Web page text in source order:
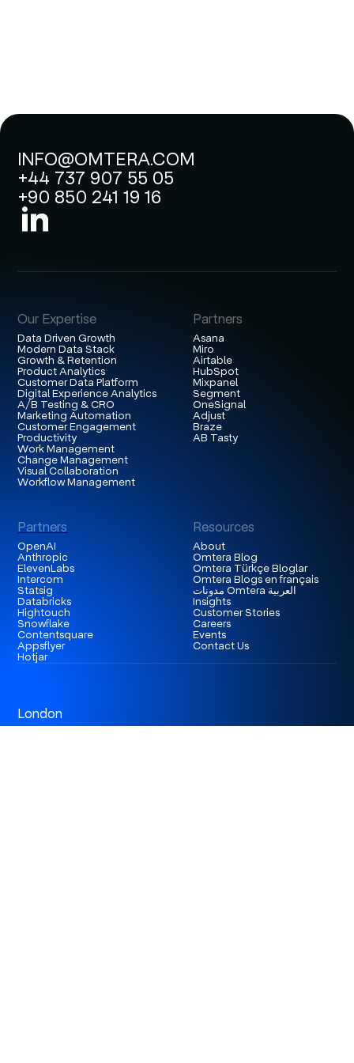
INFO@OMTERA.COM
+44 737 907 55 05
+90 850 241 19 16
Our Expertise
Data Driven Growth
Modern Data Stack
Growth & Retention
Product Analytics
Customer Data Platform
Digital Experience Analytics
A/B Testing & CRO
Marketing Automation
Customer Engagement
Productivity
Work Management
Change Management
Visual Collaboration
Workflow Management
Partners
Asana
Miro
Airtable
HubSpot
Mixpanel
Segment
OneSignal
Adjust
Braze
AB Tasty
Partners
OpenAI
Anthropic
ElevenLabs
Intercom
Statsig
Databricks
Hightouch
Snowflake
Contentsquare
Appsflyer
Hotjar
Resources
About
Omtera Blog
Omtera Türkçe Bloglar
Omtera Blogs en français
مدونات Omtera العربية
Insights
Customer Stories
Careers
Events
Contact Us
London